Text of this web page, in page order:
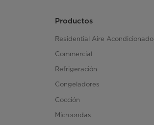
Productos
Residential Aire Acondicionado
Commercial
Refrigeración
Congeladores
Cocción
Microondas